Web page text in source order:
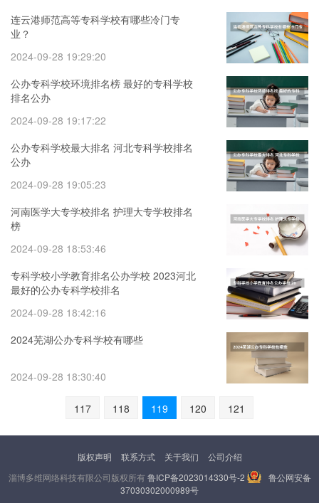
连云港师范高等专科学校有哪些冷门专
业？
2024-09-28 19:29:20
公办专科学校环境排名榜 最好的专科学校
排名公办
2024-09-28 19:17:22
公办专科学校最大排名 河北专科学校排名
公办
2024-09-28 19:05:23
河南医学大专学校排名 护理大专学校排名
榜
2024-09-28 18:53:46
专科学校小学教育排名公办学校 2023河北
最好的公办专科学校排名
2024-09-28 18:42:16
2024芜湖公办专科学校有哪些
2024-09-28 18:30:40
117 118 119 120 121
版权声明 联系方式 关于我们
公司介绍
淄博多维网络科技有限公司版权所有鲁ICP备2023014330号-2
鲁公网安备
37030302000989号